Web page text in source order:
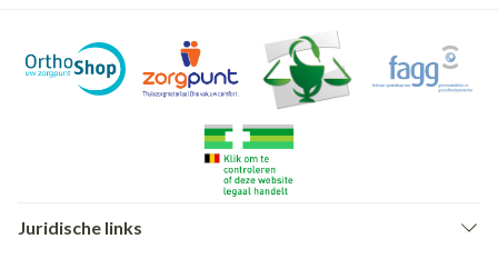
Juridische links